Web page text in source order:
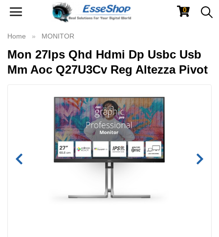
Toggle
0
Home MONITOR
Mon 27Ips Qhd Hdmi Dp Usbc Usb
Mm Aoc Q27U3Cv Reg Altezza Pivot